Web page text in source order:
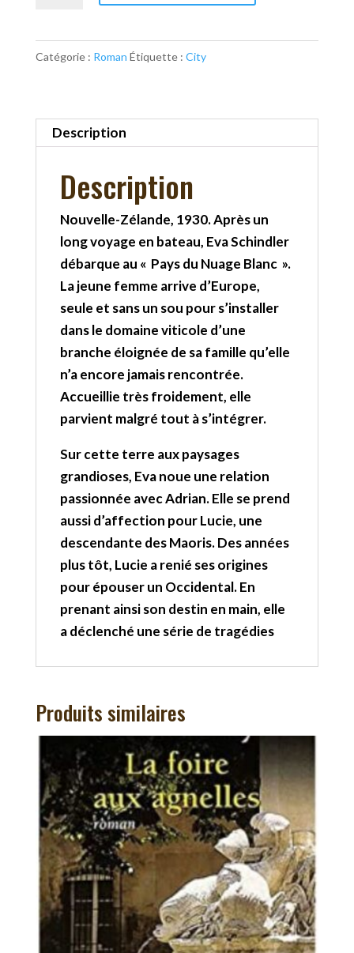
terre
des
Catégorie : Roman Étiquette : City
Description
Description
Nouvelle-Zélande, 1930. Après un
long voyage en bateau, Eva Schindler
débarque au « Pays du Nuage Blanc ».
La jeune femme arrive d’Europe,
seule et sans un sou pour s’installer
dans le domaine viticole d’une
branche éloignée de sa famille qu’elle
n’a encore jamais rencontrée.
Accueillie très froidement, elle
parvient malgré tout à s’intégrer.
Sur cette terre aux paysages
grandioses, Eva noue une relation
passionnée avec Adrian. Elle se prend
aussi d’affection pour Lucie, une
descendante des Maoris. Des années
plus tôt, Lucie a renié ses origines
pour épouser un Occidental. En
prenant ainsi son destin en main, elle
a déclenché une série de tragédies
Produits similaires